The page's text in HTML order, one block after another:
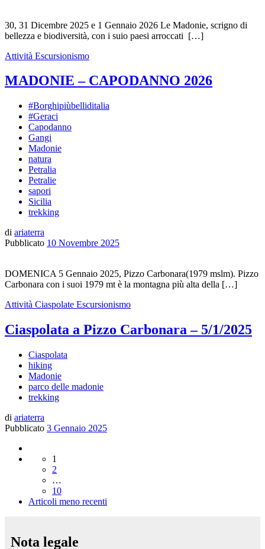
30, 31 Dicembre 2025 e 1 Gennaio 2026 Le Madonie, scrigno di
bellezza e biodiversità, con i suio paesi arroccati […]
Attività Escursionismo
MADONIE – CAPODANNO 2026
#Borghipiùbelliditalia
#Geraci
Capodanno
Gangi
Madonie
natura
Petralia
Petralie
sapori
Sicilia
trekking
di ariaterra
Pubblicato 10 Novembre 2025
DOMENICA 5 Gennaio 2025, Pizzo Carbonara(1979 mslm). Pizzo
Carbonara con i suoi 1979 mt è la montagna più alta della […]
Attività Ciaspolate Escursionismo
Ciaspolata a Pizzo Carbonara – 5/1/2025
Ciaspolata
hiking
Madonie
parco delle madonie
trekking
di ariaterra
Pubblicato 3 Gennaio 2025
Navigazione
articoli
1
2
…
10
Articoli
Articoli meno recenti
Nota legale